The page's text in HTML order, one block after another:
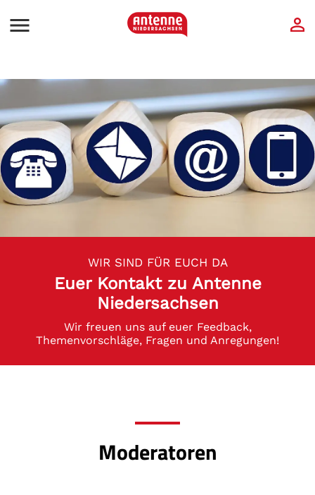
WIR SIND FÜR EUCH DA
Euer Kontakt zu Antenne
Niedersachsen
Wir freuen uns auf euer Feedback,
Themenvorschläge, Fragen und Anregungen!
Moderatoren